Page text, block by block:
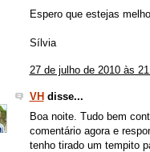
Espero que estejas
Sílvia
27 de julho de 2010 às
VH disse...
Boa noite. Tudo bem
comentário agora e
tenho tirado um tempito